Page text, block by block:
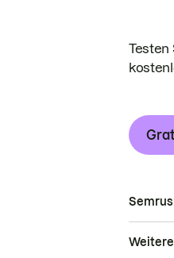
Testen
Weitere